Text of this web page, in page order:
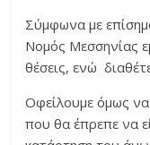
Σύμφωνα με
Νομός Μεσσηνίας
θέσεις, ενώ
Οφείλουμε όμως να
που θα έπρεπε να